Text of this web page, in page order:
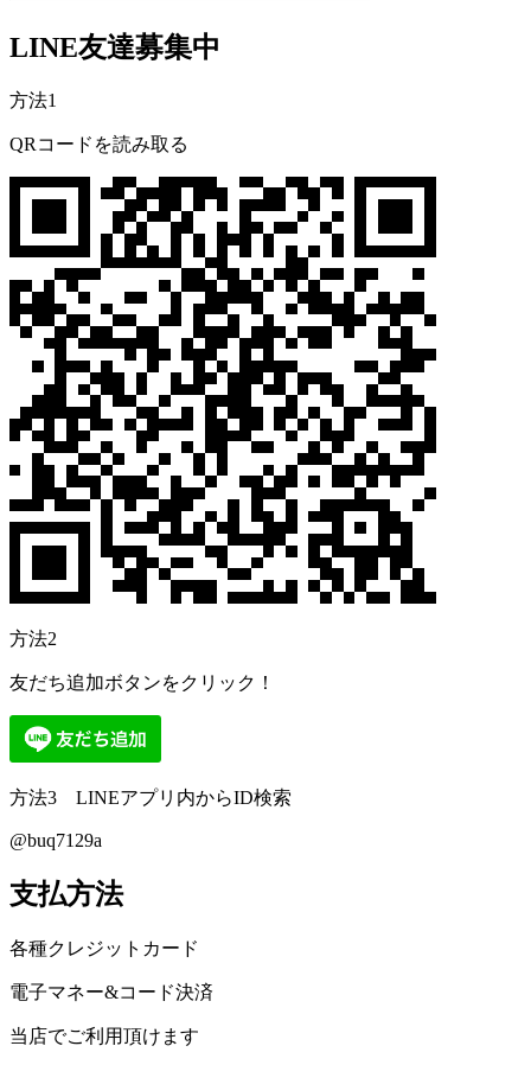
LINE友達募集中
方法1
QRコードを読み取る
方法2
友だち追加ボタンをクリック！
方法3 LINEアプリ内からID検索
@buq7129a
支払方法
各種クレジットカード
電子マネー&コード決済
当店でご利用頂けます